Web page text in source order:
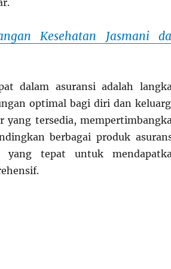
Kesehatan Jasmani
dalam asuransi adalah
optimal bagi diri dan
yang tersedia,
berbagai produk
yang tepat untuk